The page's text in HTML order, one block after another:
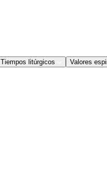
Tiempos litúrgicos Valores